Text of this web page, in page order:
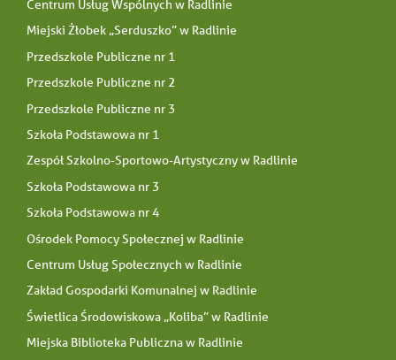
Centrum Usług Wspólnych w Radlinie
Miejski Żłobek „Serduszko” w Radlinie
Przedszkole Publiczne nr 1
Przedszkole Publiczne nr 2
Przedszkole Publiczne nr 3
Szkoła Podstawowa nr 1
Zespół Szkolno-Sportowo-Artystyczny w Radlinie
Szkoła Podstawowa nr 3
Szkoła Podstawowa nr 4
Ośrodek Pomocy Społecznej w Radlinie
Centrum Usług Społecznych w Radlinie
Zakład Gospodarki Komunalnej w Radlinie
Świetlica Środowiskowa „Koliba” w Radlinie
Miejska Biblioteka Publiczna w Radlinie